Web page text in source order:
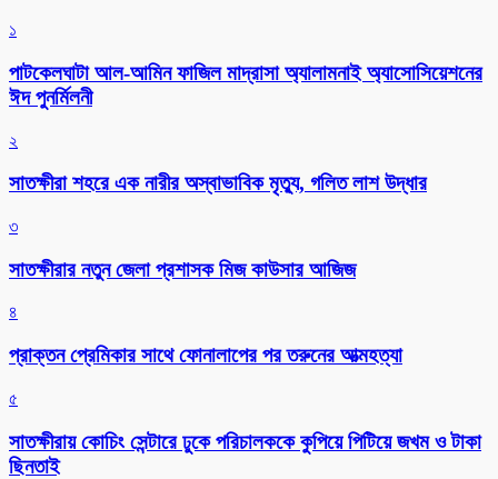
১
পাটকেলঘাটা আল-আমিন ফাজিল মাদ্রাসা অ্যালামনাই অ্যাসোসিয়েশনের
ঈদ পুনর্মিলনী
২
সাতক্ষীরা শহরে এক নারীর অস্বাভাবিক মৃত্যু, গলিত লাশ উদ্ধার
৩
সাতক্ষীরার নতুন জেলা প্রশাসক মিজ কাউসার আজিজ
৪
প্রাক্তন প্রেমিকার সাথে ফোনালাপের পর তরুনের আত্মহত্যা
৫
সাতক্ষীরায় কোচিং সেন্টারে ঢুকে পরিচালককে কুপিয়ে পিটিয়ে জখম ও টাকা
ছিনতাই